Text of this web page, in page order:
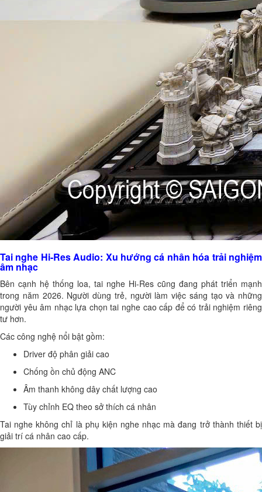
Tai nghe Hi-Res Audio: Xu hướng cá nhân hóa trải nghiệm
âm nhạc
Bên cạnh hệ thống loa, tai nghe Hi-Res cũng đang phát triển mạnh
trong năm 2026. Người dùng trẻ, người làm việc sáng tạo và những
người yêu âm nhạc lựa chọn tai nghe cao cấp để có trải nghiệm riêng
tư hơn.
Các công nghệ nổi bật gồm:
Driver độ phân giải cao
Chống ồn chủ động ANC
Âm thanh không dây chất lượng cao
Tùy chỉnh EQ theo sở thích cá nhân
Tai nghe không chỉ là phụ kiện nghe nhạc mà đang trở thành thiết bị
giải trí cá nhân cao cấp.